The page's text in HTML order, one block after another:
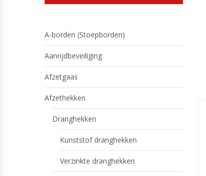
A-borden (Stoepborden)
Aanrijdbeveiliging
Afzetgaas
Afzethekken
Dranghekken
Kunststof dranghekken
Verzinkte dranghekken